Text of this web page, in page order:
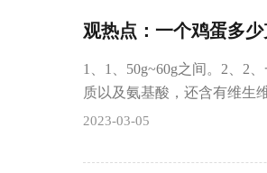
观热点：一个鸡蛋多
1、1、50g~60g之间。2、2
质以及氨基酸，还含有维生
2023-03-05